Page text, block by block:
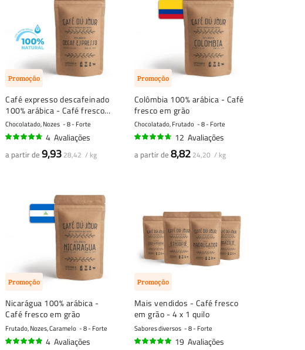
Promoção
Café expresso descafeinado
100% arábica - Café fresco
em grão
Chocolatado, Nozes 8 - Forte
4Avaliações
a partir de 9,93 28,42 / kg
Promoção
Colômbia 100% arábica - Café
fresco em grão
Chocolatado, Frutado 8 - Forte
12 Avaliações
a partir de 8,82 24,20 / kg
Promoção
Nicarágua 100% arábica -
Café fresco em grão
Frutado, Nozes, Caramelo 8 - Forte
4Avaliações
Promoção
Mais vendidos - Café fresco
em grão - 4 x 1 quilo
Sabores diversos 8 - Forte
19 Avaliações